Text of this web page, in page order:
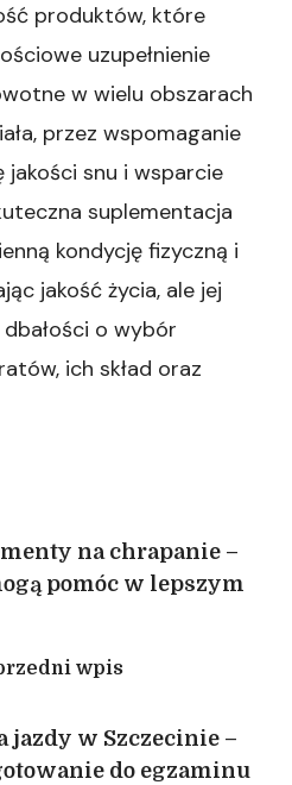
produktów, które
uzupełnienie
w wielu obszarach
przez wspomaganie
jakości snu i wsparcie
suplementacja
kondycję fizyczną i
jakość życia, ale jej
o wybór
ich skład oraz
na chrapanie –
pomóc w lepszym
wpis
jazdy w Szczecinie –
do egzaminu